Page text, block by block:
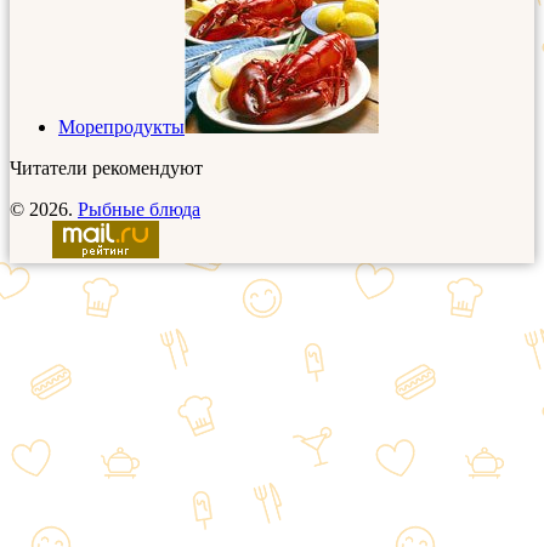
Морепродукты
Читатели рекомендуют
© 2026. Рыбные блюда